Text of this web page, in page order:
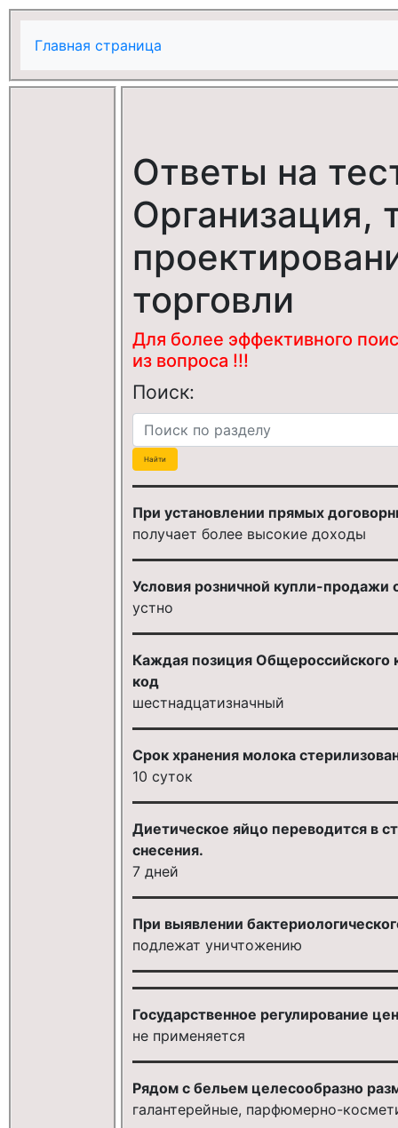
Главная страница
Ответы на
Организация,
торговли
Для более эффективного
из вопроса !!!
Поиск:
При установлении прямых
получает более высокие доходы
Условия розничной купли-продажи
устно
Каждая позиция
код
шестнадцатизначный
Срок хранения молока
10 суток
Диетическое яйцо переводится в
снесения.
7 дней
При выявлении
подлежат уничтожению
Государственное регулирование
не применяется
Рядом с бельем целесообразно
галантерейные, парфюмерно-